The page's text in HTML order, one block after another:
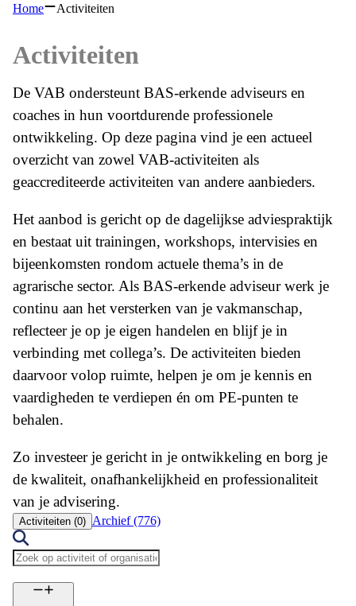
Home Activiteiten
Activiteiten
De VAB ondersteunt BAS-erkende adviseurs en
coaches in hun voortdurende professionele
ontwikkeling. Op deze pagina vind je een actueel
overzicht van zowel VAB-activiteiten als
geaccrediteerde activiteiten van andere aanbieders.
Het aanbod is gericht op de dagelijkse adviespraktijk
en bestaat uit trainingen, workshops, intervisies en
bijeenkomsten rondom actuele thema’s in de
agrarische sector. Als BAS-erkende adviseur werk je
continu aan het versterken van je vakmanschap,
reflecteer je op je eigen handelen en blijf je in
verbinding met collega’s. De activiteiten bieden
daarvoor volop ruimte, helpen je om je kennis en
vaardigheden te verdiepen én om PE-punten te
behalen.
Zo investeer je gericht in je ontwikkeling en borg je
de kwaliteit, onafhankelijkheid en professionaliteit
van je advisering.
Activiteiten (0) Archief (776)